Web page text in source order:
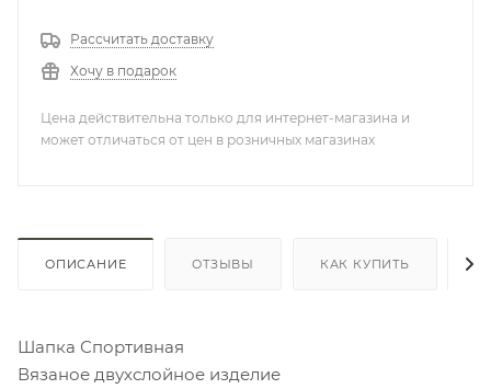
Рассчитать доставку
Хочу в подарок
Цена действительна только для интернет-магазина и
может отличаться от цен в розничных магазинах
ОПИСАНИЕ ОТЗЫВЫ КАК КУПИТЬ
Шапка Спортивная
Вязаное двухслойное изделие